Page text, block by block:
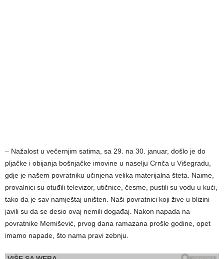
– Nažalost u večernjim satima, sa 29. na 30. januar, došlo je do
pljačke i obijanja bošnjačke imovine u naselju Crnča u Višegradu,
gdje je našem povratniku učinjena velika materijalna šteta. Naime,
provalnici su otuđili televizor, utičnice, česme, pustili su vodu u kući,
tako da je sav namještaj uništen. Naši povratnici koji žive u blizini
javili su da se desio ovaj nemili događaj. Nakon napada na
povratnike Memišević, prvog dana ramazana prošle godine, opet
imamo napade, što nama pravi zebnju.